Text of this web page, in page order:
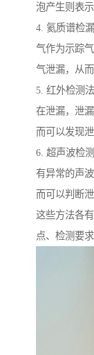
泡产生则表示
4. 氦质谱检
气作为示踪
气泄漏，从
5. 红外检测
在泄漏，泄
而可以发现泄
6. 超声波检
有异常的声
而可以判断泄
这些方法各
点、检测要